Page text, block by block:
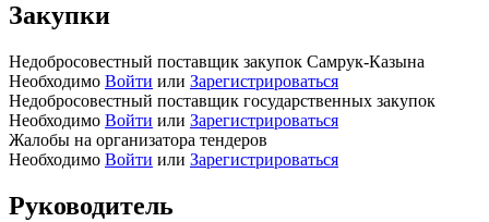
Закупки
Недобросовестный поставщик закупок Самрук-Казына
Необходимо Войти или Зарегистрироваться
Недобросовестный поставщик государственных закупок
Необходимо Войти или Зарегистрироваться
Жалобы на организатора тендеров
Необходимо Войти или Зарегистрироваться
Руководитель